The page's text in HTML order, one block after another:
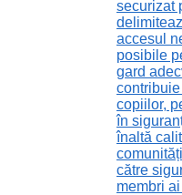
securizat
accesul
posibile
gard
copiilor,
în
înaltă
către
membri ai